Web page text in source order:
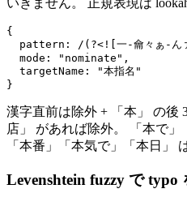
{
pattern: /(?<![一-龠々ぁ-ん
  mode: "nominate",
  targetName: "本指名"
漢字直前は除外 + 「本」 の後
店」 があれば除外。 「本で」
「本番」「本気で」「本日」
Levenshtein fuzzy で typo